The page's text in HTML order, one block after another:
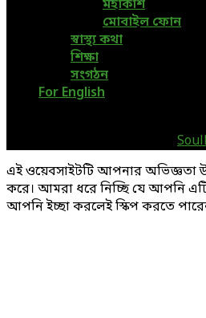
মহাকাশ
মোবাইল ফোন
স্বাস্থ্য কথা
শিক্ষা
সংগঠন
For English
এই ওয়েবসাইটটি আপনার অভিজ্ঞতা
করে। আমরা ধরে নিচ্ছি যে আপনি
আপনি ইচ্ছা করলেই স্কিপ করতে